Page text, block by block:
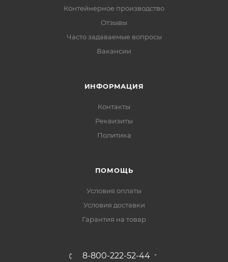
Контейнерное производство
Отзывы
Часто задаваемые вопросы
Вакансии
ИНФОРМАЦИЯ
Контакты
Реквизиты
Политика
ПОМОЩЬ
Условия оплаты
Условия доставки
Гарантия на товар
8-800-222-52-44